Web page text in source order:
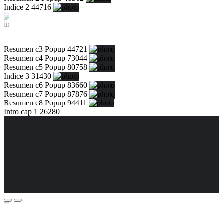
Indice 2 44716
Resumen c3 Popup 44721
Resumen c4 Popup 73044
Resumen c5 Popup 80758
Indice 3 31430
Resumen c6 Popup 83660
Resumen c7 Popup 87876
Resumen c8 Popup 94411
Intro cap 1 26280